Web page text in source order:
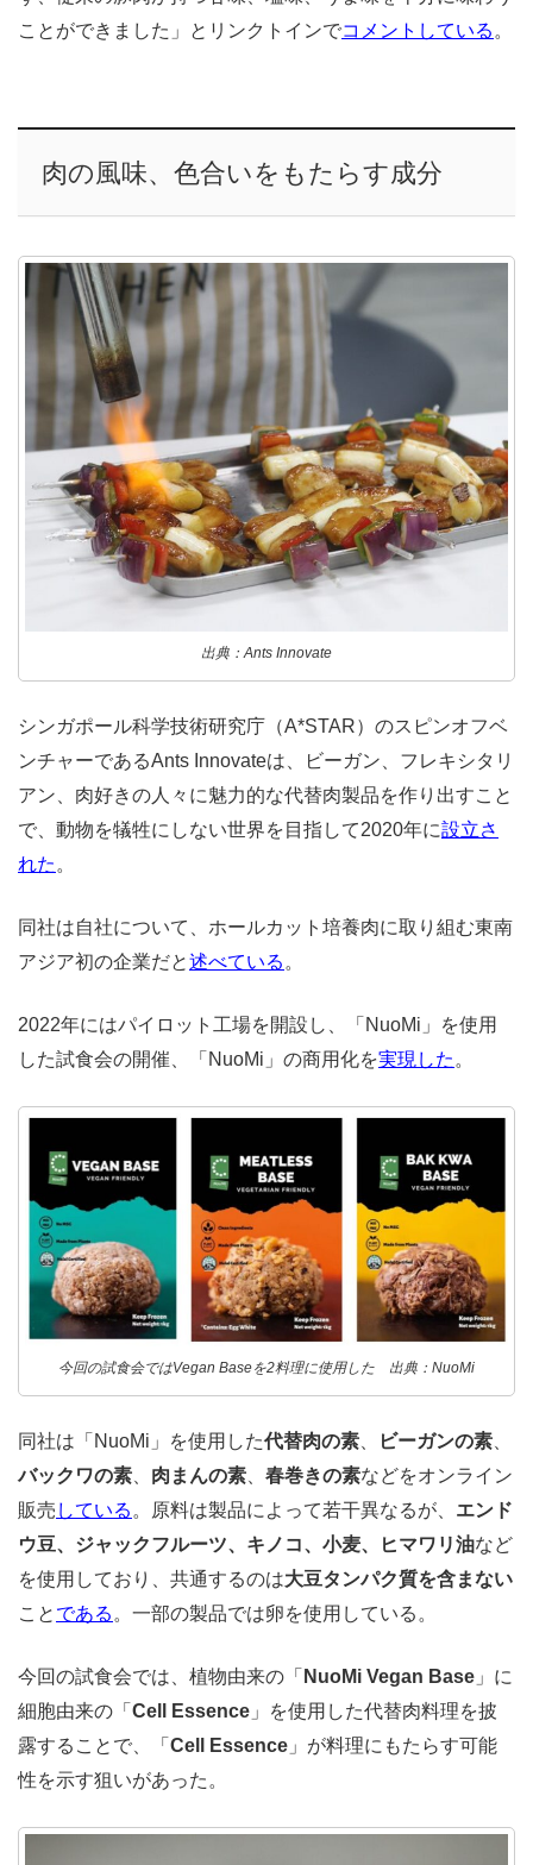
ことができました」とリンクトインでコメントしている 。
肉の風味、色合いをもたらす成分
出典：Ants Innovate
シンガポール科学技術研究庁（A*STAR）のスピンオフベ
ンチャーであるAnts Innovateは、ビーガン、フレキシタリ
アン、肉好きの人々に魅力的な代替肉製品を作り出すこと
で、動物を犠牲にしない世界を目指して2020年に設立さ
れた 。
同社は自社について、ホールカット培養肉に取り組む東南
アジア初の企業だと述べている 。
2022年にはパイロット工場を開設し、「NuoMi」を使用
した試食会の開催、「NuoMi」の商用化を実現した 。
今回の試食会ではVegan Baseを2料理に使用した 出典：NuoMi
同社は「NuoMi」を使用した代替肉の素 ビーガンの素
バックワの素
肉まんの素 春巻きの素などをオンライン
販売 している 。原料は製品によって若干異なるが、 エンド
ウ豆、ジャックフルーツ、キノコ、小麦、ヒマワリ油など
を使用しており、共通するのは大豆タンパク質を含まない
こと である 。一部の製品では卵を使用している。
今回の試食会では、植物由来の「 NuoMi Vegan Base 」に
細胞由来の「 Cell Essence 」を使用した代替肉料理を披
露することで、「 Cell Essence 」が料理にもたらす可能
性を示す狙いがあった。